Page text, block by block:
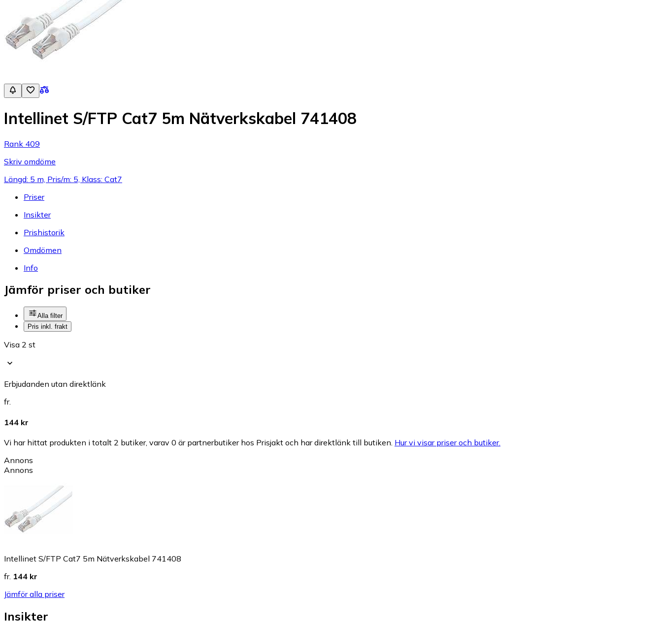
Intellinet S/FTP Cat7 5m Nätverkskabel 741408
Rank 409
Skriv omdöme
Längd: 5 m, Pris/m: 5, Klass: Cat7
Priser
Insikter
Prishistorik
Omdömen
Info
Jämför priser och butiker
Alla filter
Pris inkl. frakt
Visa 2 st
Erbjudanden utan direktlänk
fr.
144 kr
Vi har hittat produkten i totalt 2 butiker, varav 0 är partnerbutiker hos Prisjakt och har direktlänk till butiken. Hur vi visar priser och butiker.
Annons
Annons
Intellinet S/FTP Cat7 5m Nätverkskabel 741408
fr. 144 kr
Jämför alla priser
Insikter